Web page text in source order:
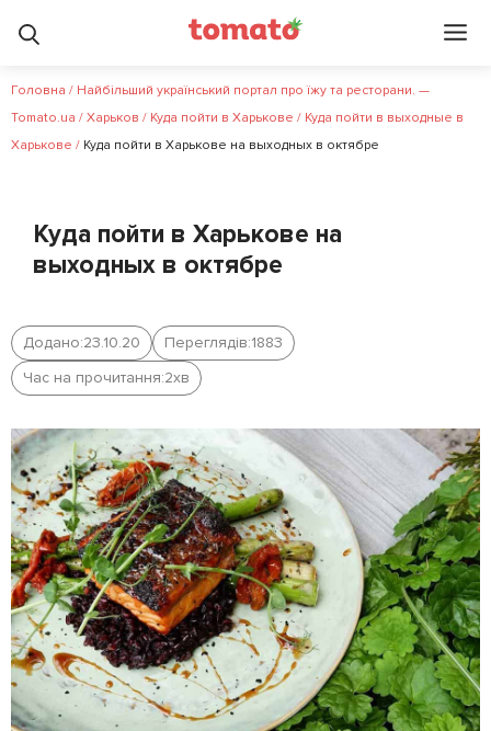
Головна / Найбільший український портал про їжу та ресторани. —
Tomato.ua / Харьков / Куда пойти в Харькове / Куда пойти в выходные в
Харькове / Куда пойти в Харькове на выходных в октябре
Куда пойти в Харькове на
выходных в октябре
Додано:23.10.20 Переглядів:1883
Час на прочитання:2хв